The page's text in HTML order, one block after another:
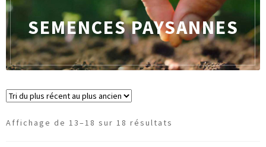
SEMENCES PAYSANNES
Affichage de 13–18 sur 18 résultats